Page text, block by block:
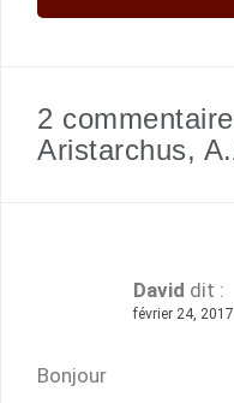
2
Aristarchus,
David dit :
février 24,
Bonjour